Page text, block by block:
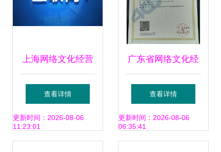
上海网络文化经营
许可证办理全攻略
价格、条件与材料
查看详情
更新时间：2026-08-06
11:23:01
广东省网络文化经
营许可证（文网
文）办理全指南
查看详情
更新时间：2026-08-06
06:35:41